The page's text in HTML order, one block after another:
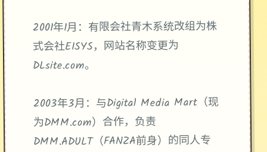
2001年1月：有限会社青木系统改组为株
式会社EISYS，网站名称变更为
DLsite.com。
2003年3月：与Digital Media Mart（现
为DMM.com）合作，负责
DMM.ADULT（FANZA前身）的同人专